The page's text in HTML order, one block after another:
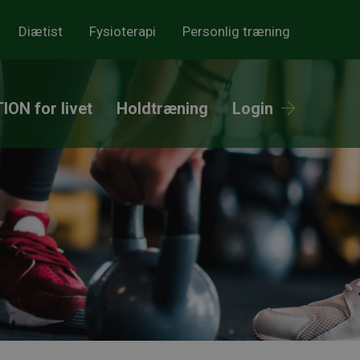
Diætist Fysioterapi Personlig træning
for livet Holdtræning Login